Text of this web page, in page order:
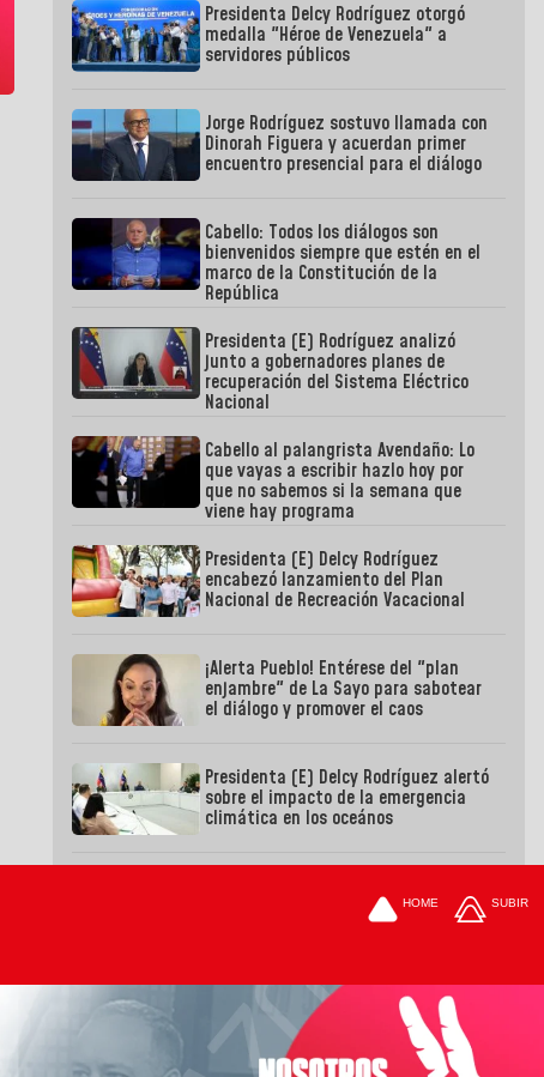
Presidenta Delcy Rodríguez otorgó
medalla "Héroe de Venezuela" a
servidores públicos
Jorge Rodríguez sostuvo llamada con
Dinorah Figuera y acuerdan primer
encuentro presencial para el diálogo
Cabello: Todos los diálogos son
bienvenidos siempre que estén en el
marco de la Constitución de la
República
Presidenta (E) Rodríguez analizó
junto a gobernadores planes de
recuperación del Sistema Eléctrico
Nacional
Cabello al palangrista Avendaño: Lo
que vayas a escribir hazlo hoy por
que no sabemos si la semana que
viene hay programa
Presidenta (E) Delcy Rodríguez
encabezó lanzamiento del Plan
Nacional de Recreación Vacacional
¡Alerta Pueblo! Entérese del "plan
enjambre" de La Sayo para sabotear
el diálogo y promover el caos
Presidenta (E) Delcy Rodríguez alertó
sobre el impacto de la emergencia
climática en los oceános
HOME SUBIR